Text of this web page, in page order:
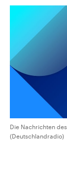
Audio-Archiv
Die Nachrichten
(Deutschlandradio)